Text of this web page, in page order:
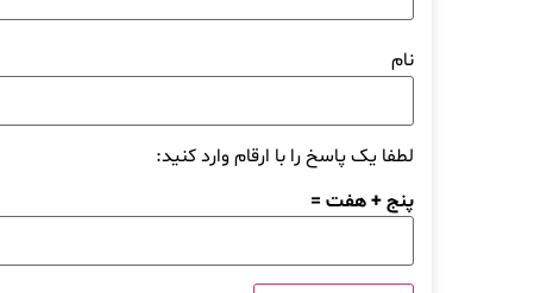
نام
لطفا یک پاسخ را با ارقام وارد کنید:
پنج + هفت =